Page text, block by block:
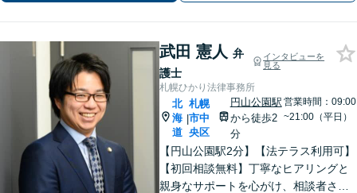
武田 憲人 弁
護士
インタビューを
見る
札幌ひかり法律事務所
北
海
道
|
札幌
市中
央区
円山公園駅
から徒歩2
分
営業時間：09:00
~21:00（平日）
【円山公園駅2分】【法テラス利用可】
【初回相談無料】丁寧なヒアリングと
親身なサポートを心がけ、相談者さま